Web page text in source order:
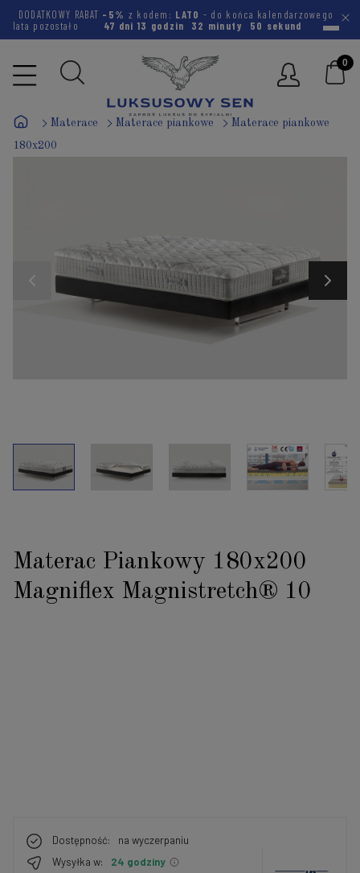
DODATKOWY RABAT -5% z kodem: LATO - do końca kalendarzowego
lata pozostało
47 dni 13 godzin 32 minuty 49 sekund
Materace Materace piankowe Materace piankowe
180x200
Materac Piankowy 180x200
Magniflex Magnistretch® 10
Dostępność:
na wyczerpaniu
Wysyłka w:
24 godziny